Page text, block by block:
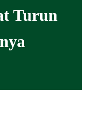
Turun